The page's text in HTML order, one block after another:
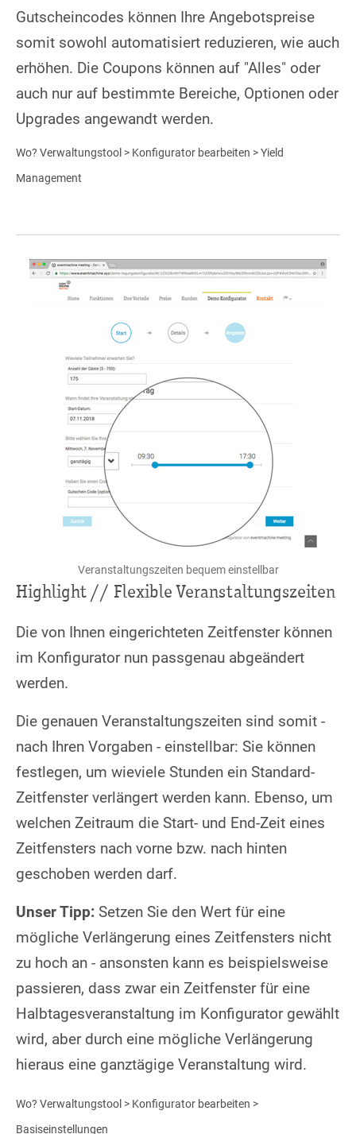
Gutscheincodes können Ihre Angebotspreise
somit sowohl automatisiert reduzieren, wie auch
erhöhen. Die Coupons können auf "Alles" oder
auch nur auf bestimmte Bereiche, Optionen oder
Upgrades angewandt werden.
Wo? Verwaltungstool > Konfigurator bearbeiten > Yield
Management
Show larger version
Veranstaltungszeiten bequem einstellbar
Highlight // Flexible Veranstaltungszeiten
Die von Ihnen eingerichteten Zeitfenster können
im Konfigurator nun passgenau abgeändert
werden.
Die genauen Veranstaltungszeiten sind somit -
nach Ihren Vorgaben - einstellbar: Sie können
festlegen, um wieviele Stunden ein Standard-
Zeitfenster verlängert werden kann. Ebenso, um
welchen Zeitraum die Start- und End-Zeit eines
Zeitfensters nach vorne bzw. nach hinten
geschoben werden darf.
Unser Tipp: Setzen Sie den Wert für eine
mögliche Verlängerung eines Zeitfensters nicht
zu hoch an - ansonsten kann es beispielsweise
passieren, dass zwar ein Zeitfenster für eine
Halbtagesveranstaltung im Konfigurator gewählt
wird, aber durch eine mögliche Verlängerung
hieraus eine ganztägige Veranstaltung wird.
Wo? Verwaltungstool > Konfigurator bearbeiten >
Basiseinstellungen